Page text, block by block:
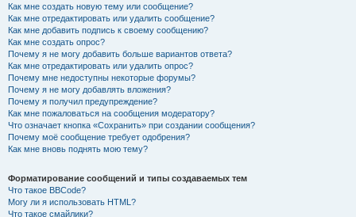
Как мне создать новую тему или сообщение?
Как мне отредактировать или удалить сообщение?
Как мне добавить подпись к своему сообщению?
Как мне создать опрос?
Почему я не могу добавить больше вариантов ответа?
Как мне отредактировать или удалить опрос?
Почему мне недоступны некоторые форумы?
Почему я не могу добавлять вложения?
Почему я получил предупреждение?
Как мне пожаловаться на сообщения модератору?
Что означает кнопка «Сохранить» при создании сообщения?
Почему моё сообщение требует одобрения?
Как мне вновь поднять мою тему?
Форматирование сообщений и типы создаваемых тем
Что такое BBCode?
Могу ли я использовать HTML?
Что такое смайлики?